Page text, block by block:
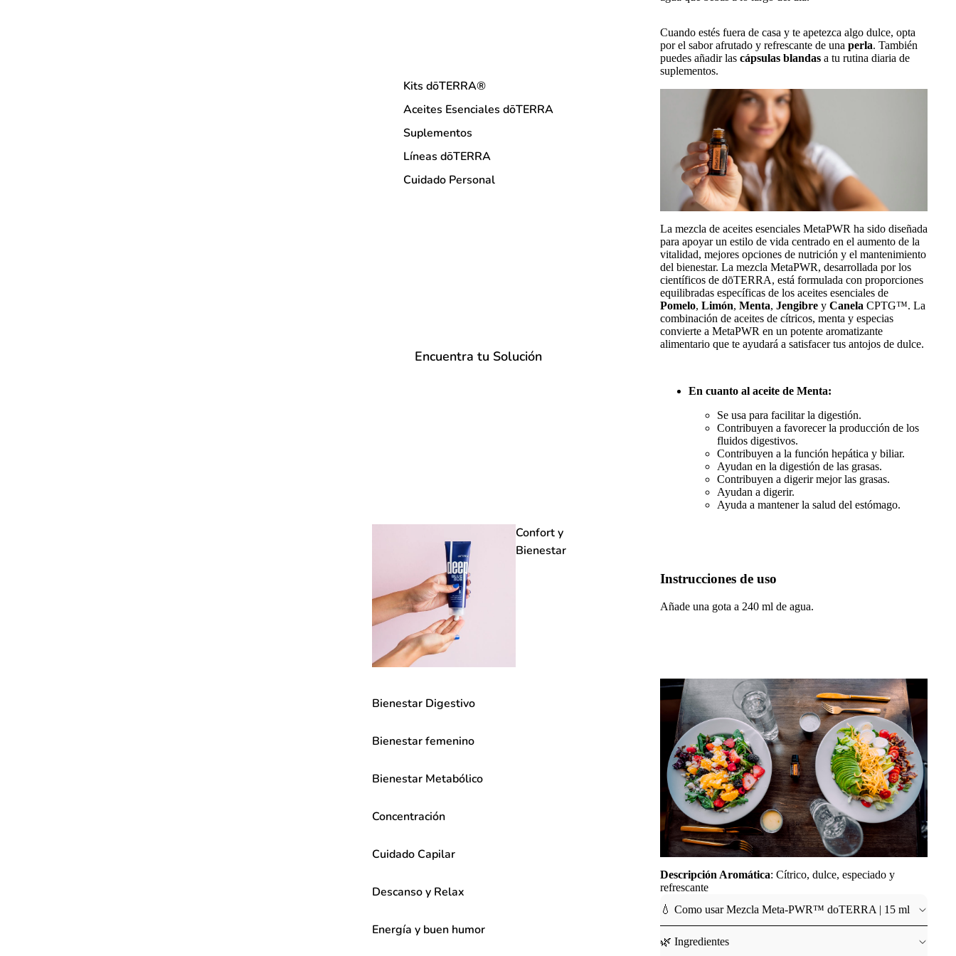
Kits dōTERRA®
Aceites Esenciales dōTERRA
Suplementos
Líneas dōTERRA
Cuidado Personal
Encuentra tu Solución
Confort y
Bienestar
Bienestar Digestivo
Bienestar femenino
Bienestar Metabólico
Concentración
Cuidado Capilar
Descanso y Relax
Energía y buen humor
Cuando estés fuera de casa y te apetezca algo dulce, opta
por el sabor afrutado y refrescante de una perla. También
puedes añadir las cápsulas blandas a tu rutina diaria de
suplementos.
La mezcla de aceites esenciales MetaPWR ha sido diseñada
para apoyar un estilo de vida centrado en el aumento de la
vitalidad, mejores opciones de nutrición y el mantenimiento
del bienestar. La mezcla MetaPWR, desarrollada por los
científicos de dōTERRA, está formulada con proporciones
equilibradas específicas de los aceites esenciales de
Pomelo, Limón, Menta, Jengibre y Canela CPTG™. La
combinación de aceites de cítricos, menta y especias
convierte a MetaPWR en un potente aromatizante
alimentario que te ayudará a satisfacer tus antojos de dulce.
En cuanto al aceite de Menta:
Se usa para facilitar la digestión.
Contribuyen a favorecer la producción de los
fluidos digestivos.
Contribuyen a la función hepática y biliar.
Ayudan en la digestión de las grasas.
Contribuyen a digerir mejor las grasas.
Ayudan a digerir.
Ayuda a mantener la salud del estómago.
Instrucciones de uso
Añade una gota a 240 ml de agua.
Descripción Aromática: Cítrico, dulce, especiado y
refrescante
💧 Como usar Mezcla Meta-PWR™ doTERRA | 15 ml
🌿 Ingredientes